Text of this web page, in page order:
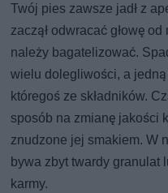
Twój pies zawsze jadł z
zaczął odwracać głowę
należy bagatelizować.
wielu dolegliwości, a
któregoś ze składników.
sposób na zmianę jakości
znudzone jej smakiem. W
bywa zbyt twardy granulat
karmy.